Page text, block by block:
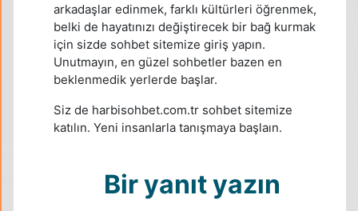
arkadaşlar edinmek, farklı kültürleri öğrenmek,
belki de hayatınızı değiştirecek bir bağ kurmak
için sizde sohbet sitemize giriş yapın.
Unutmayın, en güzel sohbetler bazen en
beklenmedik yerlerde başlar.
Siz de harbisohbet.com.tr sohbet sitemize
katılın. Yeni insanlarla tanışmaya başlaın.
Bir yanıt yazın